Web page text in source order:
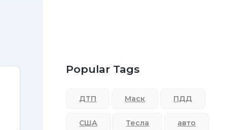
Popular Tags
ДТП Маск ПДД
США Тесла авто